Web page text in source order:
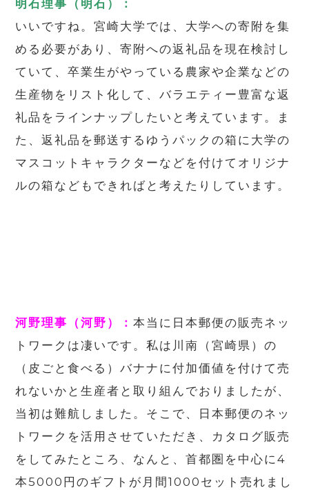
明石理事（明石）：
いいですね。宮崎大学では、大学への寄附を集
める必要があり、寄附への返礼品を現在検討し
ていて、卒業生がやっている農家や企業などの
生産物をリスト化して、バラエティー豊富な返
礼品をラインナップしたいと考えています。ま
た、返礼品を郵送するゆうパックの箱に大学の
マスコットキャラクターなどを付けてオリジナ
ルの箱などもできればと考えたりしています。
河野理事（河野）：本当に日本郵便の販売ネッ
トワークは凄いです。私は川南（宮崎県）の
（皮ごと食べる）バナナに付加価値を付けて売
れないかと生産者と取り組んでおりましたが、
当初は難航しました。そこで、日本郵便のネッ
トワークを活用させていただき、カタログ販売
をしてみたところ、なんと、首都圏を中心に4
本5000円のギフトが月間1000セット売れまし